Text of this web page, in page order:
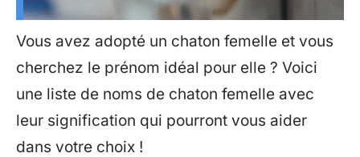
Vous avez adopté un chaton femelle et vous
cherchez le prénom idéal pour elle ? Voici
une liste de noms de chaton femelle avec
leur signification qui pourront vous aider
dans votre choix !